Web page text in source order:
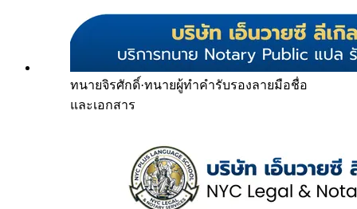
ทนายจิรศักดิ์·ทนายผู้ทำคำรับรองลายมือชื่อ
และเอกสาร